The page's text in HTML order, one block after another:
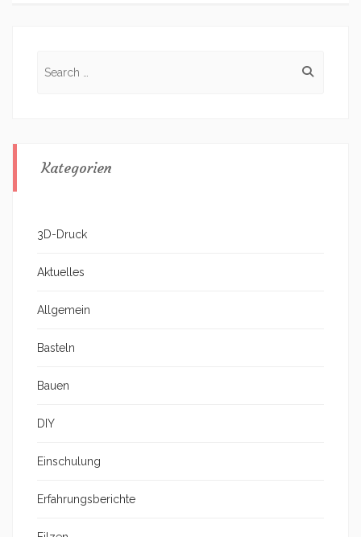
Kategorien
3D-Druck
Aktuelles
Allgemein
Basteln
Bauen
DIY
Einschulung
Erfahrungsberichte